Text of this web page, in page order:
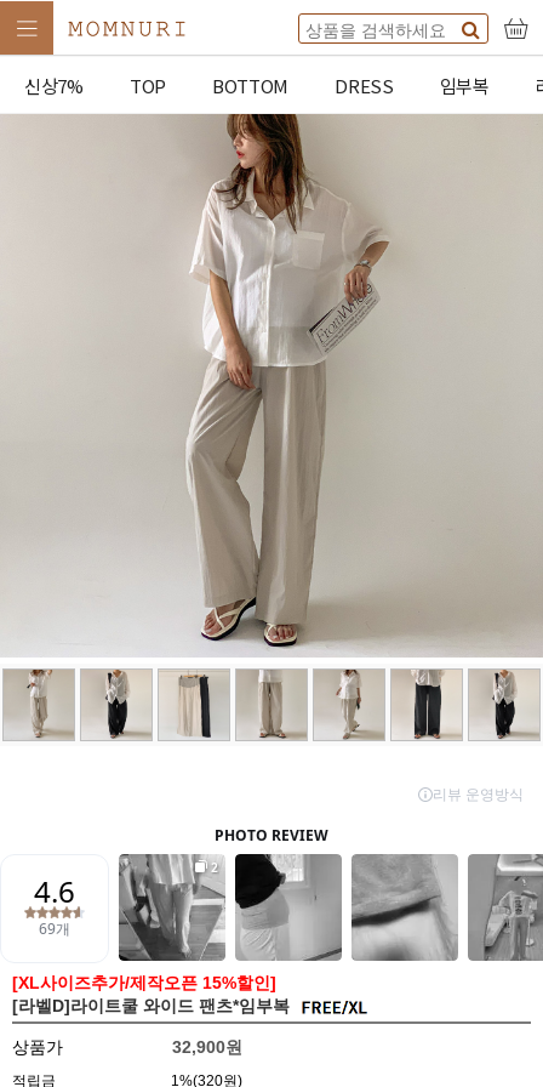
신상7% TOP BOTTOM DRESS 임부복
[XL사이즈추가/제작오픈 15%할인]
[라벨D]라이트쿨 와이드 팬츠*임부복
상품가 32,900원
적립금 1%(320원)